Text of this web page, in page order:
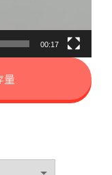
00:17
量